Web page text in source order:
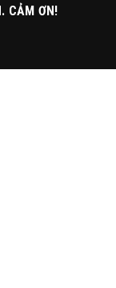
CẢM ƠN!